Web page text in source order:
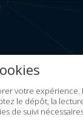
votre expérience.
le dépôt, la
de suivi